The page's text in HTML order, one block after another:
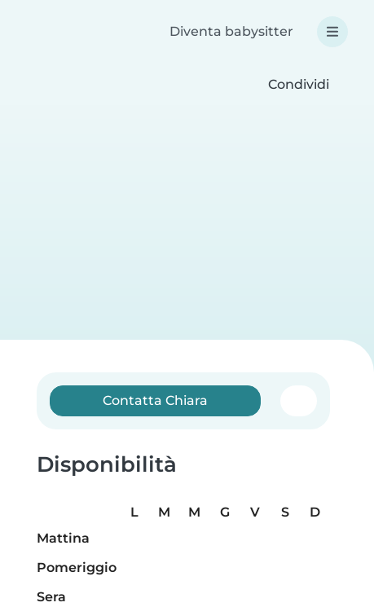
Diventa babysitter
Condividi
Contatta Chiara
Disponibilità
L M M G V S
D
Mattina
Pomeriggio
Sera